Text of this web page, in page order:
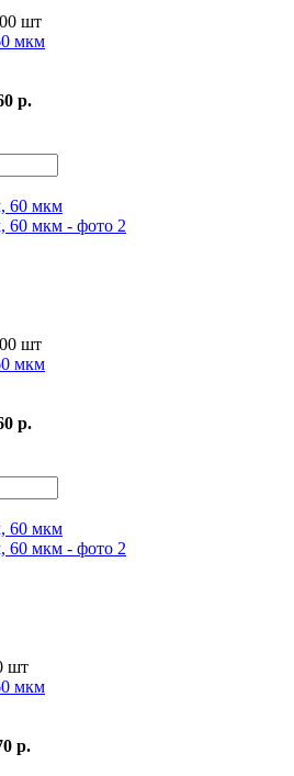
шт
мкм
р.
шт
мкм
р.
шт
мкм
р.